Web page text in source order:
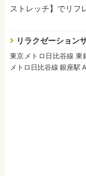
ストレッチ】でリフ
リラクゼーション
東京メトロ日比谷線 東
メトロ日比谷線 銀座駅